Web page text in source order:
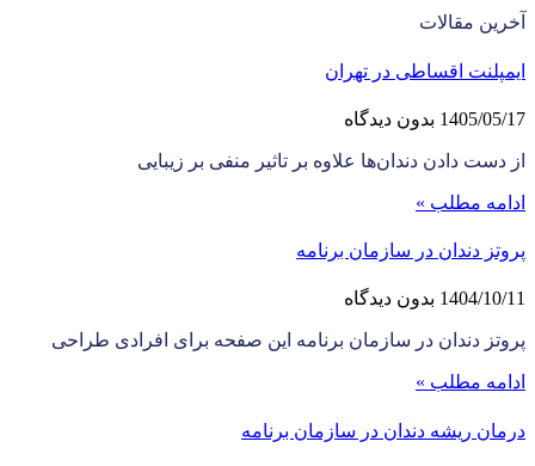
آخرین مقالات
ایمپلنت اقساطی در تهران
1405/05/17 بدون دیدگاه
از دست دادن دندان‌ها علاوه بر تاثیر منفی بر زیبایی
ادامه مطلب »
پروتز دندان در سازمان برنامه
1404/10/11 بدون دیدگاه
پروتز دندان در سازمان برنامه این صفحه برای افرادی طراحی
ادامه مطلب »
درمان ریشه دندان در سازمان برنامه